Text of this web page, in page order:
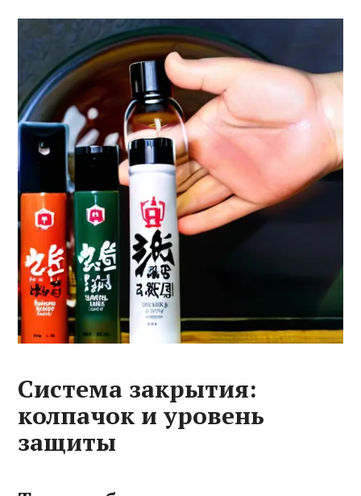
Система закрытия:
колпачок и уровень
защиты